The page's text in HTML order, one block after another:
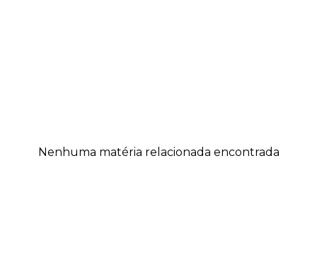
Nenhuma matéria relacionada encontrada